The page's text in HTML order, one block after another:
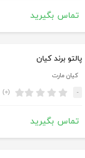
تماس بگیرید
پالتو برند کیان
کیان مارت
- (۰)
تماس بگیرید